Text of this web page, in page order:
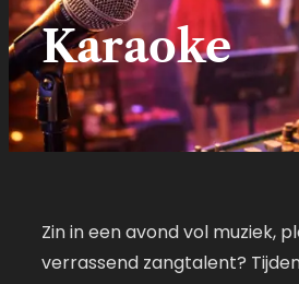
Karaoke
Zin in een avond vol muziek,
verrassend zangtalent?